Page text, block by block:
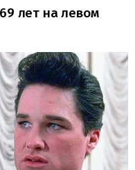
лет на левом